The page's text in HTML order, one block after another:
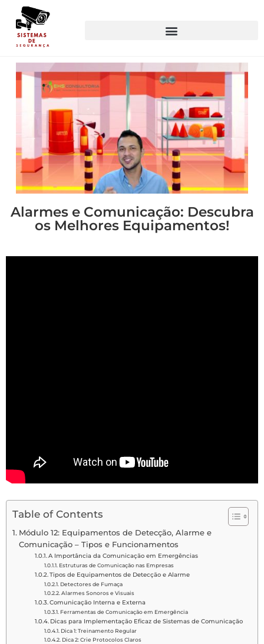
Alarmes e Comunicação: Descubra
os Melhores Equipamentos!
Table of Contents
Módulo 12: Equipamentos de Detecção, Alarme e
Comunicação – Tipos e Funcionamentos
A Importância da Comunicação em Emergências
Estruturas de Comunicação nas Empresas
Tipos de Equipamentos de Detecção e Alarme
Detectores de Fumaça
Alarmes Sonoros e Visuais
Comunicação Interna e Externa
Ferramentas de Comunicação em Emergência
Dicas para Implementação Eficaz de Sistemas de Comunicação
Dica 1: Treinamento Regular
Dica 2: Crie Protocolos Claros